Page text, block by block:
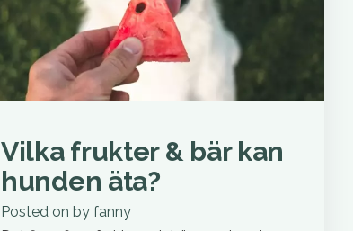
Vilka frukter & bär kan
hunden äta?
Posted on by fanny